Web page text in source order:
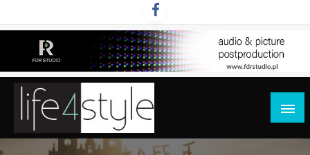
do
life4style.pl